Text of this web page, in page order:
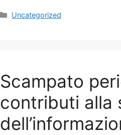
Categories
Uncategorized
Scampato
contributi alla